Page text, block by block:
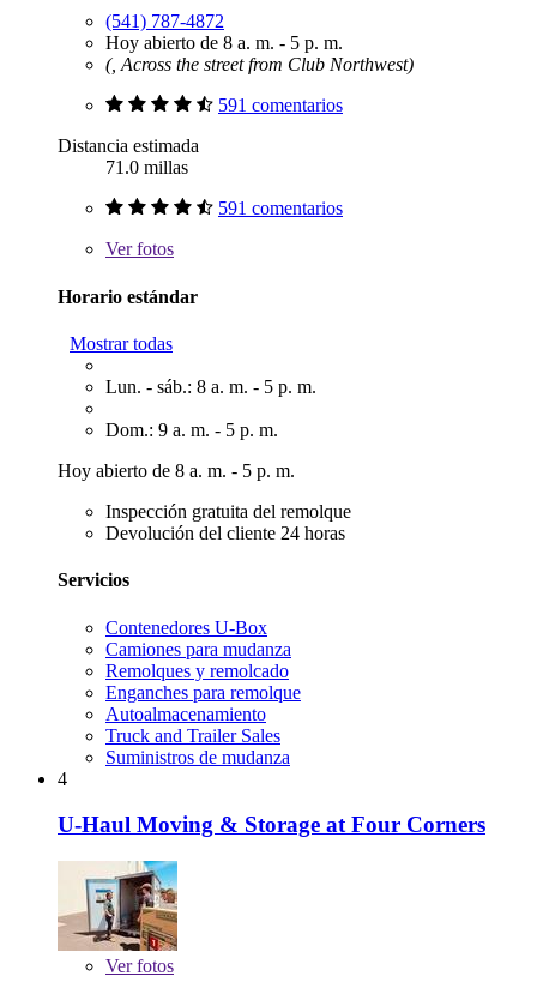
(541) 787-4872
Hoy abierto de 8 a. m. - 5 p. m.
(, Across the street from Club Northwest)
591 comentarios
Distancia estimada
71.0 millas
591 comentarios
Verfotos
Horario estándar
Mostrar todas
Lun. - sáb.: 8 a. m. - 5 p. m.
Dom.: 9 a. m. - 5 p. m.
Hoy abierto de 8 a. m. - 5 p. m.
Inspección gratuita del remolque
Devolución del cliente 24 horas
Servicios
Contenedores U-Box
Camiones para mudanza
Remolques y remolcado
Enganches para remolque
Autoalmacenamiento
Truck and Trailer Sales
Suministros de mudanza
4
U-Haul Moving & Storage at Four Corners
Verfotos